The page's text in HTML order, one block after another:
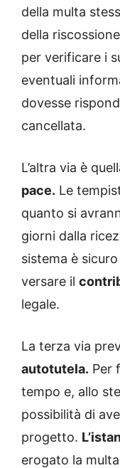
della multa
della
per verificare i
eventuali
dovesse
cancellata.
L’altra via è
pace. Le
quanto si
giorni dalla
sistema è
versare il
legale.
La terza via
autotutela. Per
tempo e, allo
possibilità di
progetto.
erogato la